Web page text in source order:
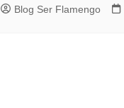
Blog Ser Flamengo